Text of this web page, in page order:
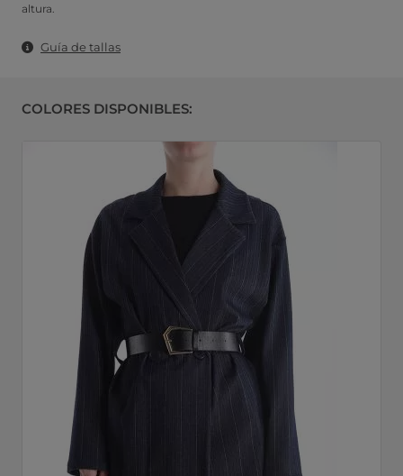
altura.
Guía de tallas
COLORES DISPONIBLES: